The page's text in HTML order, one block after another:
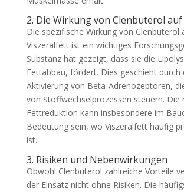
2. Die Wirkung von Clenbuterol
Die spezifische Wirkung von Clenbuterol
Viszeralfett ist ein wichtiges
Substanz hat gezeigt, dass sie die
Fettabbau, fördert. Dies geschieht durch
Aktivierung von Beta-Adrenozeptoren,
von Stoffwechselprozessen steuern. Die
Fettreduktion kann insbesondere im
Bedeutung sein, wo Viszeralfett häufig
ist.
3. Risiken und Nebenwirkungen
Obwohl Clenbuterol zahlreiche Vorteile
der Einsatz nicht ohne Risiken. Die